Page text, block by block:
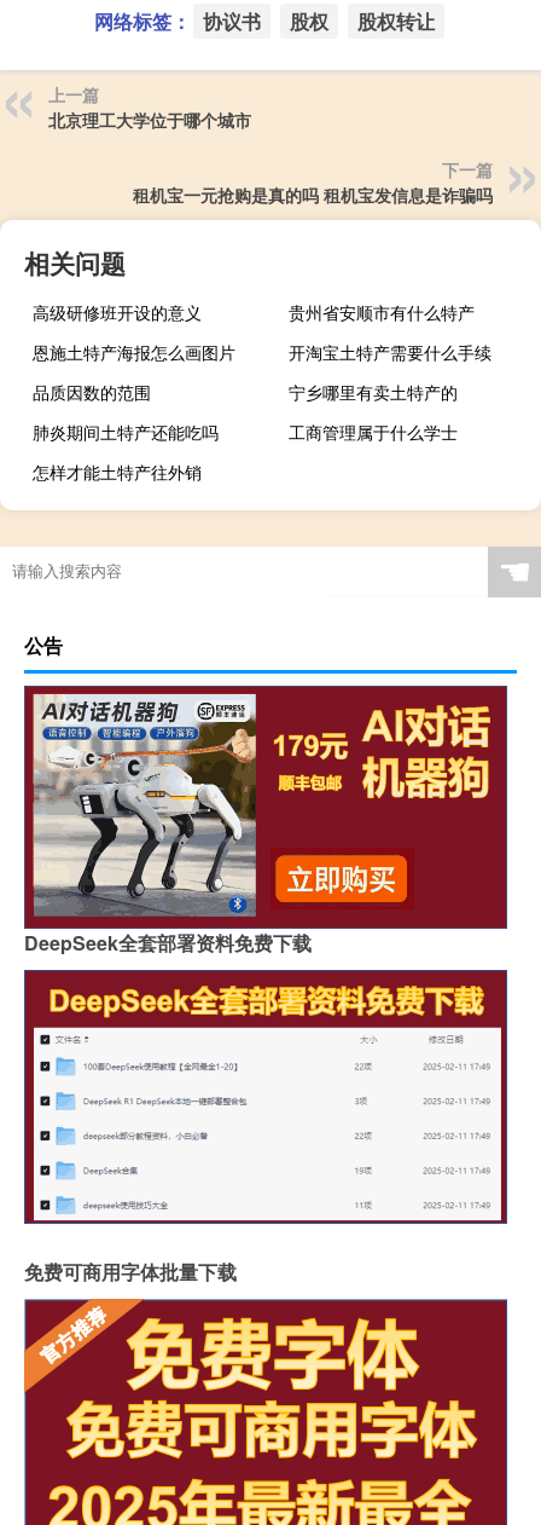
网络标签： 协议书 股权 股权转让
上一篇
北京理工大学位于哪个城市
下一篇
租机宝一元抢购是真的吗 租机宝发信息是诈骗吗
相关问题
高级研修班开设的意义
贵州省安顺市有什么特产
恩施土特产海报怎么画图片
开淘宝土特产需要什么手续
品质因数的范围
宁乡哪里有卖土特产的
肺炎期间土特产还能吃吗
工商管理属于什么学士
怎样才能土特产往外销
☚
公告
DeepSeek全套部署资料免费下载
免费可商用字体批量下载